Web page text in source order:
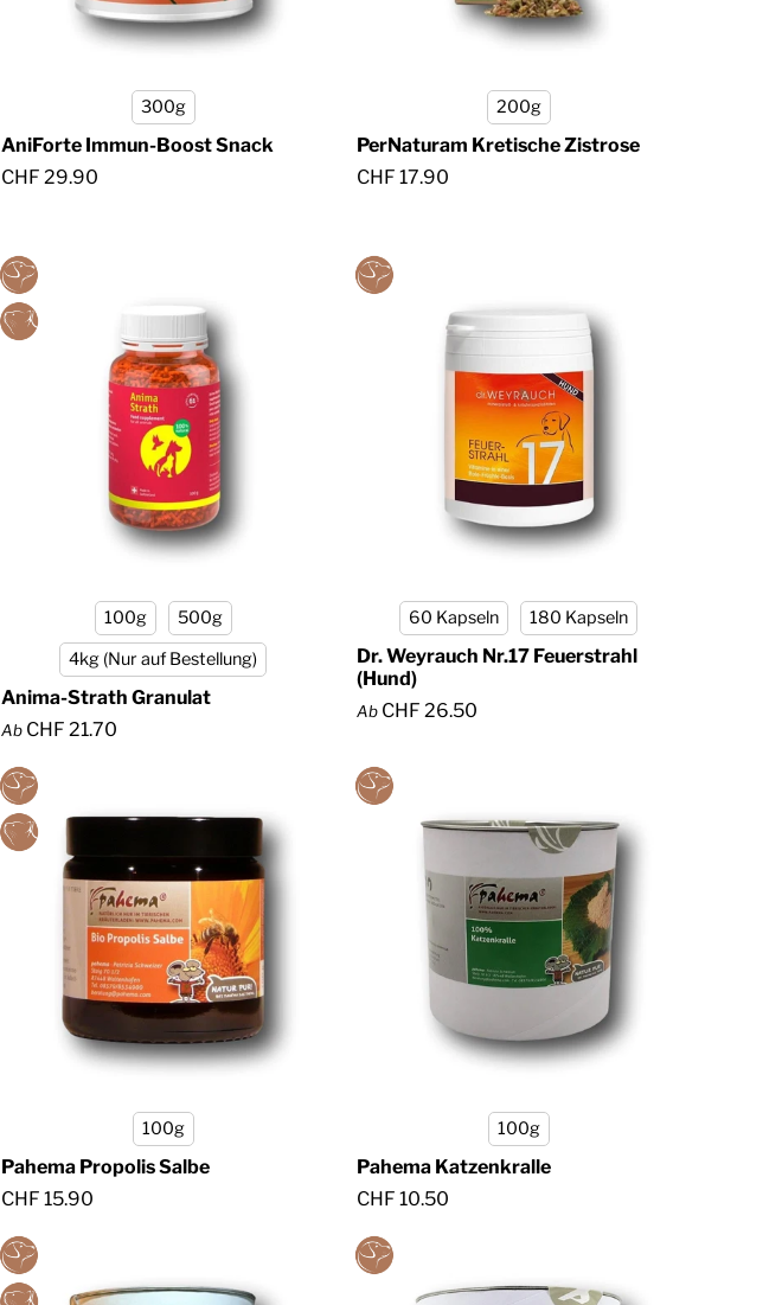
300g
AniForte Immun-Boost Snack
CHF 29.90
200g
PerNaturam Kretische Zistrose
CHF 17.90
100g
500g
4kg (Nur auf Bestellung)
Anima-Strath Granulat
Ab CHF 21.70
60 Kapseln 180 Kapseln
Dr. Weyrauch Nr.17 Feuerstrahl
(Hund)
Ab CHF 26.50
100g
Pahema Propolis Salbe
CHF 15.90
100g
Pahema Katzenkralle
CHF 10.50